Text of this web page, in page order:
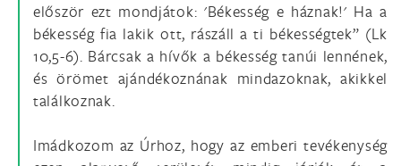
először ezt mondjátok: 'Békesség e háznak!' Ha a
békesség fia lakik ott, rászáll a ti békességtek” (Lk
10,5-6). Bárcsak a hívők a békesség tanúi lennének,
és örömet ajándékoznának mindazoknak, akikkel
találkoznak.
Imádkozom az Úrhoz, hogy az emberi tevékenység